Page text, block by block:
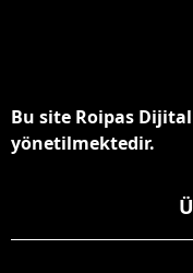
Bu site Roipas
yönetilmektedir.